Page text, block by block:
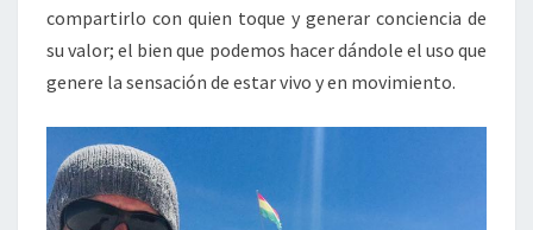
compartirlo con quien toque y generar conciencia de
su valor; el bien que podemos hacer dándole el uso que
genere la sensación de estar vivo y en movimiento.